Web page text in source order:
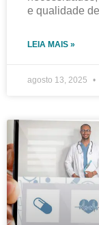
e qualidade
LEIA MAIS »
agosto 13, 2025